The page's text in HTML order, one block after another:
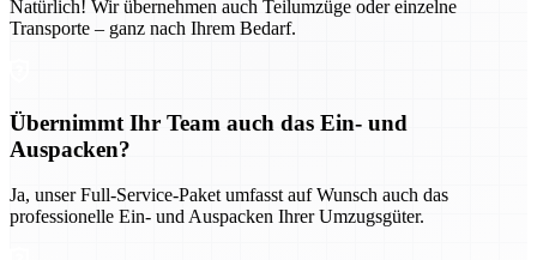
Natürlich! Wir übernehmen auch Teilumzüge oder einzelne
Transporte – ganz nach Ihrem Bedarf.
Übernimmt Ihr Team auch das Ein- und
Auspacken?
Ja, unser Full-Service-Paket umfasst auf Wunsch auch das
professionelle Ein- und Auspacken Ihrer Umzugsgüter.